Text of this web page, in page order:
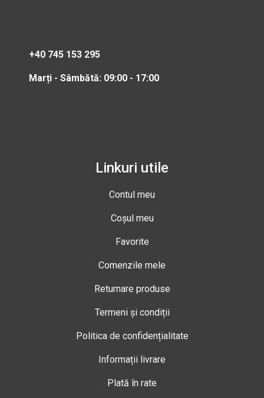
+40 745 153 295
Marți - Sâmbătă: 09:00 - 17:00
Linkuri utile
Contul meu
Coșul meu
Favorite
Comenzile mele
Returnare produse
Termeni și condiții
Politica de confidențialitate
Informații livrare
Plată în rate